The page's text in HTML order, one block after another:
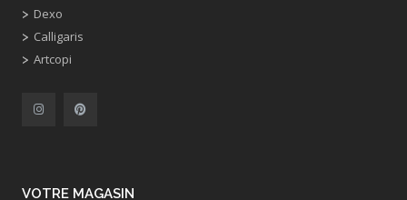
Dexo
Calligaris
Artcopi
VOTRE MAGASIN